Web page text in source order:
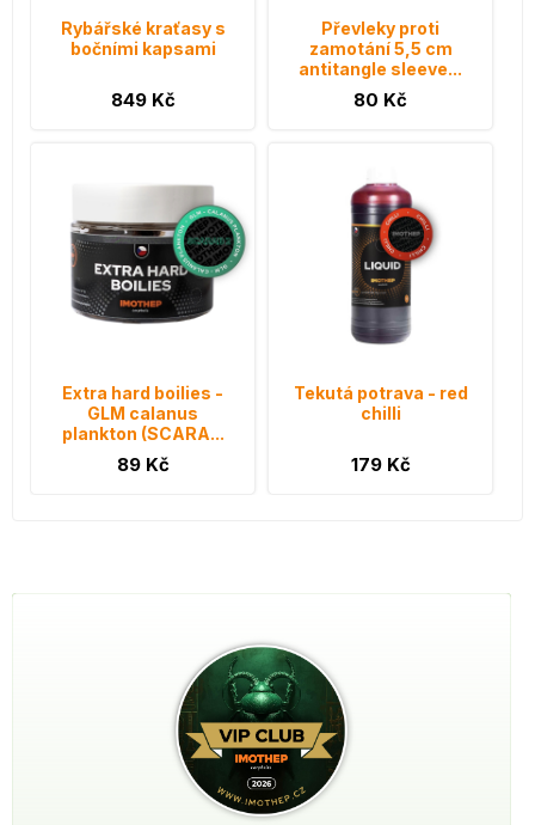
Rybářské kraťasy s
bočními kapsami
849 Kč
Převleky proti
zamotání 5,5 cm
antitangle sleeve...
80 Kč
Extra hard boilies -
GLM calanus
plankton (SCARA...
89 Kč
Tekutá potrava - red
chilli
179 Kč